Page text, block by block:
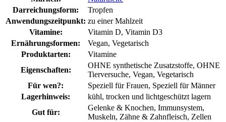
Darreichungsform:
Tropfen
Anwendungszeitpunkt: zu einer Mahlzeit
Vitamine:
Vitamin D, Vitamin D3
Ernährungsformen:
Vegan, Vegetarisch
Produktarten:
Vitamine
Eigenschaften:
OHNE synthetische Zusatzstoffe, OHNE
Tierversuche, Vegan, Vegetarisch
Für wen?:
Speziell für Frauen, Speziell für Männer
Lagerhinweis:
kühl, trocken und lichtgeschützt lagern
Gut für:
Gelenke & Knochen, Immunsystem,
Muskeln, Zähne & Zahnfleisch, Zellen